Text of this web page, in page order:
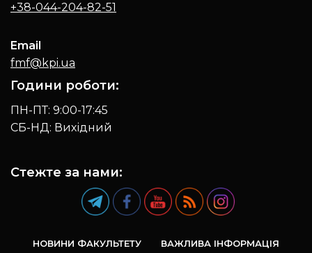
+38-044-204-82-51
Email
fmf@kpi.ua
Години роботи:
ПН-ПТ: 9:00-17:45
СБ-НД: Вихідний
Стежте за нами:
НОВИНИ ФАКУЛЬТЕТУ ВАЖЛИВА ІНФОРМАЦІЯ